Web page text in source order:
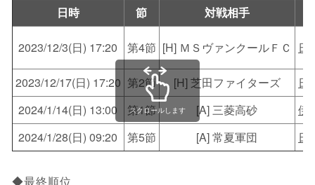
日時 節 対戦相手
2023/12/3(日) 17:20 第4節 [H] ＭＳヴァンクールＦＣ 日
2023/12/17(日) 17:20 第2節 [H] 芝田ファイターズ
日
2024/1/14(日) 13:00
第1節 [A] 三菱高砂
伊
2024/1/28(日) 09:20
第5節 [A] 常夏軍団 日
スクロールします
◆最終順位